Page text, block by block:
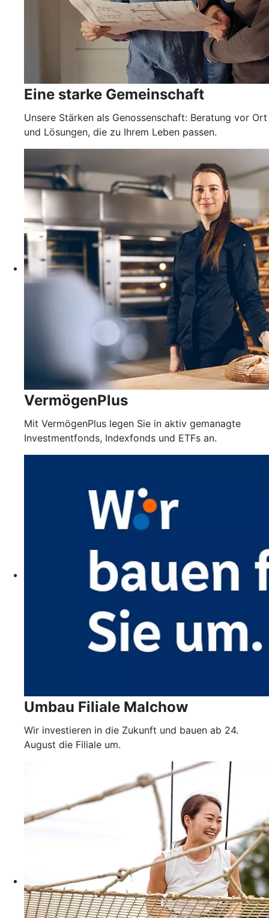
Eine starke Gemeinschaft
Unsere Stärken als Genossenschaft: Beratung vor Ort
und Lösungen, die zu Ihrem Leben passen.
VermögenPlus
Mit VermögenPlus legen Sie in aktiv gemanagte
Investmentfonds, Indexfonds und ETFs an.
Umbau Filiale Malchow
Wir investieren in die Zukunft und bauen ab 24.
August die Filiale um.